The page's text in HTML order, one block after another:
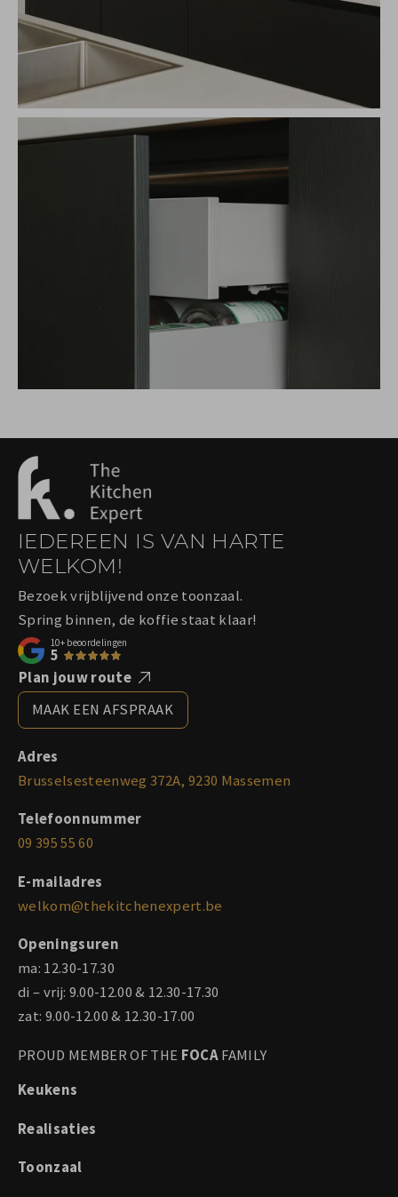
IEDEREEN IS VAN HARTE
WELKOM!
Bezoek vrijblijvend onze toonzaal.
Spring binnen, de koffie staat klaar!
10+ beoordelingen
5
Plan jouw route
MAAK EEN AFSPRAAK
Adres
Brusselsesteenweg 372A, 9230 Massemen
Telefoonnummer
09 395 55 60
E-mailadres
welkom@thekitchenexpert.be
Openingsuren
ma: 12.30-17.30
di – vrij: 9.00-12.00 & 12.30-17.30
zat: 9.00-12.00 & 12.30-17.00
PROUD MEMBER OF THE FOCAFAMILY
Keukens
Realisaties
Toonzaal